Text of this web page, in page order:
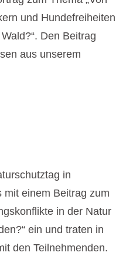
und Hundefreiheiten
Den Beitrag
aus unserem
in
mit einem Beitrag zum
in der Natur
ein und traten in
den Teilnehmenden.